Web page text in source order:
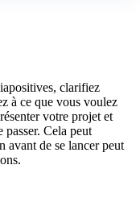
clarifiez
à ce que vous voulez
votre projet et
passer. Cela peut
avant de se lancer peut